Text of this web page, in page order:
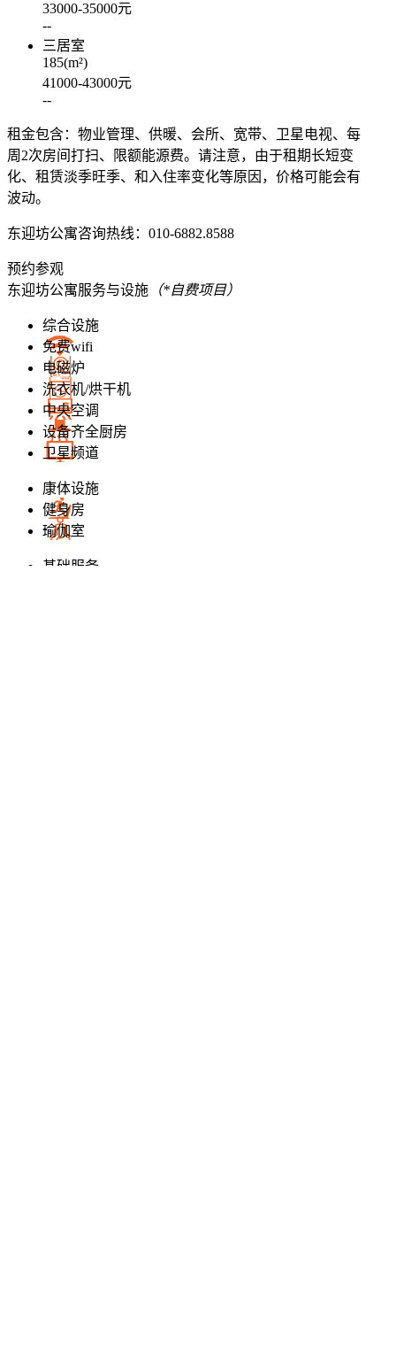
33000-35000元
--
三居室
185(m²)
41000-43000元
--
租金包含：物业管理、供暖、会所、宽带、卫星电视、每
周2次房间打扫、限额能源费。请注意，由于租期长短变
化、租赁淡季旺季、和入住率变化等原因，价格可能会有
波动。
东迎坊公寓咨询热线：010-6882.8588
预约参观
东迎坊公寓服务与设施 （*自费项目）
综合设施
免费wifi
电磁炉
洗衣机/烘干机
中央空调
设备齐全厨房
卫星频道
康体设施
健身房
瑜伽室
基础服务